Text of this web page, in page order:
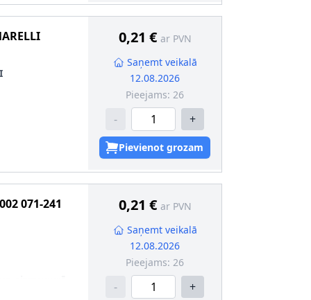
0,21 € ar PVN
Saņemt veikalā
12.08.2026
Pieejams: 26
- +
Pievienot grozam
071-241 0,21 € ar PVN
Saņemt veikalā
12.08.2026
Pieejams: 26
- +